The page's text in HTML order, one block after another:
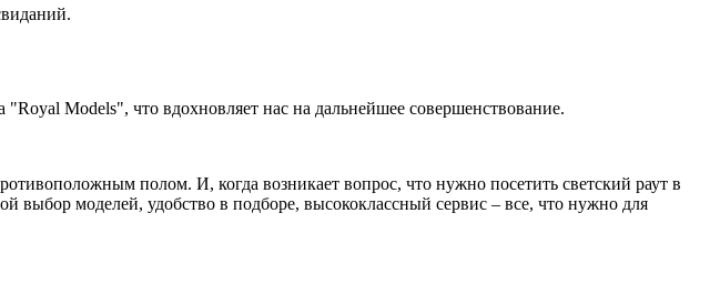
Models", что вдохновляет нас на дальнейшее совершенствование.
полом. И, когда возникает вопрос, что нужно посетить светский раут в
выбор моделей, удобство в подборе, высококлассный сервис – все, что нужно для